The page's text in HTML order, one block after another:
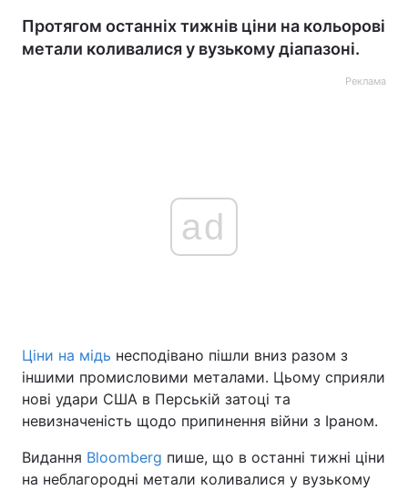
Головна Війна
Україна Політика
Спорт Наука
Протягом останніх тижнів ціни на кольорові
метали коливалися у вузькому діапазоні.
Реклама
ad
Ціни на мідь несподівано пішли вниз разом з
іншими промисловими металами. Цьому сприяли
нові удари США в Перській затоці та
невизначеність щодо припинення війни з Іраном.
Видання Bloomberg пише, що в останні тижні ціни
на неблагородні метали коливалися у вузькому